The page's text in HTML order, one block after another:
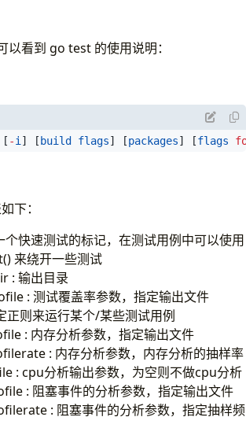
看到 go test 的使用说明：
[ -i ] [build flags] [packages] [flags
下：
快速测试的标记，在测试用例中可以使用
来绕开一些测试
: 输出目录
: 测试覆盖率参数，指定输出文件
则来运行某个/某些测试用例
: 内存分析参数，指定输出文件
: 内存分析参数，内存分析的抽样率
: cpu分析输出参数，为空则不做cpu分析
: 阻塞事件的分析参数，指定输出文件
: 阻塞事件的分析参数，指定抽样频